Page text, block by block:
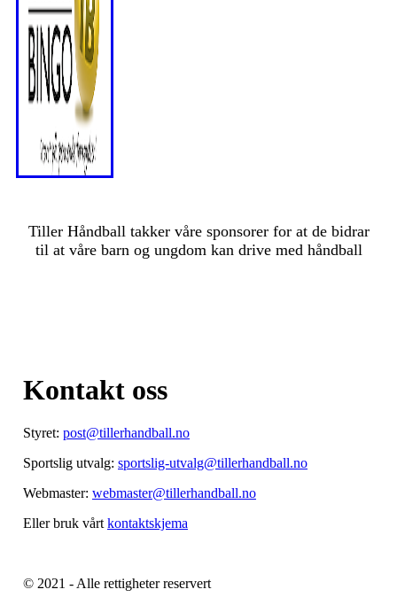
Tiller Håndball takker våre sponsorer for at de bidrar
til at våre barn og ungdom kan drive med håndball
Kontakt oss
Styret: post@tillerhandball.no
Sportslig utvalg: sportslig-utvalg@tillerhandball.no
Webmaster: webmaster@tillerhandball.no
Eller bruk vårtkontaktskjema
© 2021 - Alle rettigheter reservert